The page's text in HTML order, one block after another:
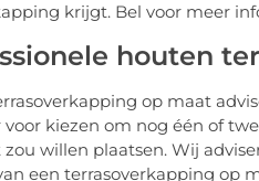
krijgt. Bel voor meer
houten
op maat
kiezen om nog één of
willen plaatsen. Wij
een terrasoverkapping op